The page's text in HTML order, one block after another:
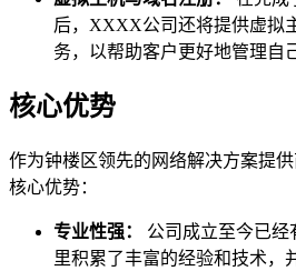
后，XXXX公司还将提供虚拟
务，以帮助客户更好地管理自
核心优势
作为钟楼区领先的网络解决方案提
核心优势：
专业性强：
公司成立至今已经
里积累了丰富的经验和技术，